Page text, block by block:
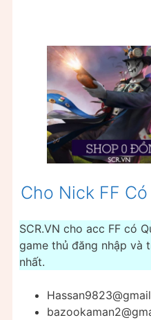
Cho Nick FF
SCR.VN cho acc FF có
game thủ đăng nhập và
nhất.